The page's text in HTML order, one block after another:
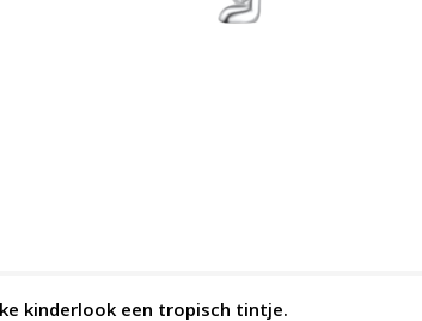
kinderlook een tropisch tintje.